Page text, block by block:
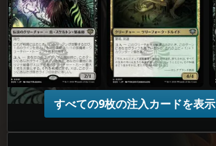
すべての9枚の注入カードを表示